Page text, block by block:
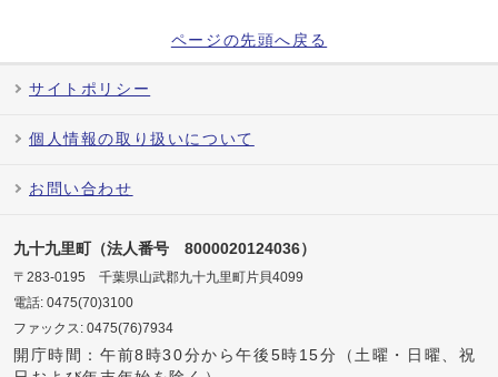
ページの先頭へ戻る
サイトポリシー
個人情報の取り扱いについて
お問い合わせ
九十九里町（法人番号 8000020124036）
〒283-0195 千葉県山武郡九十九里町片貝4099
電話: 0475(70)3100
ファックス: 0475(76)7934
開庁時間：午前8時30分から午後5時15分（土曜・日曜、祝